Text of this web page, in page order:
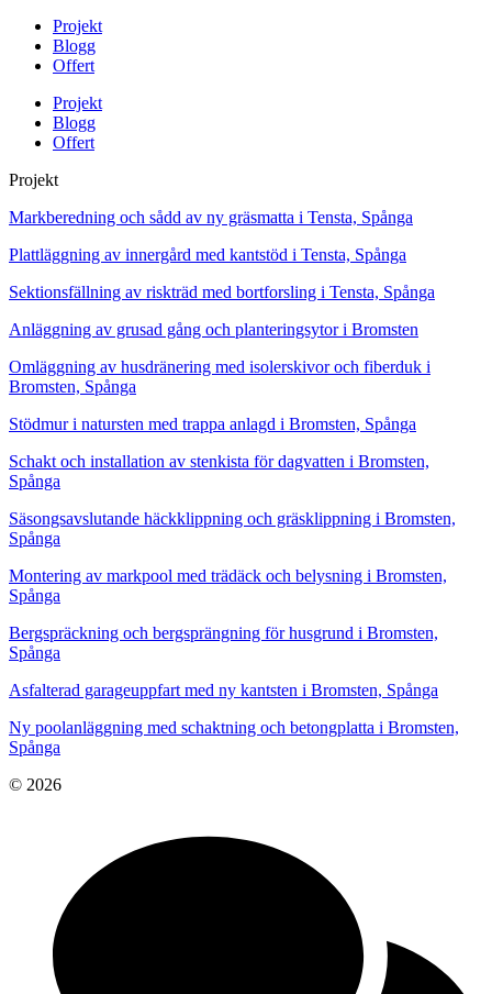
Projekt
Blogg
Offert
Projekt
Blogg
Offert
Projekt
Markberedning och sådd av ny gräsmatta i Tensta, Spånga
Plattläggning av innergård med kantstöd i Tensta, Spånga
Sektionsfällning av riskträd med bortforsling i Tensta, Spånga
Anläggning av grusad gång och planteringsytor i Bromsten
Omläggning av husdränering med isolerskivor och fiberduk i
Bromsten, Spånga
Stödmur i natursten med trappa anlagd i Bromsten, Spånga
Schakt och installation av stenkista för dagvatten i Bromsten,
Spånga
Säsongsavslutande häckklippning och gräsklippning i Bromsten,
Spånga
Montering av markpool med trädäck och belysning i Bromsten,
Spånga
Bergspräckning och bergsprängning för husgrund i Bromsten,
Spånga
Asfalterad garageuppfart med ny kantsten i Bromsten, Spånga
Ny poolanläggning med schaktning och betongplatta i Bromsten,
Spånga
© 2026